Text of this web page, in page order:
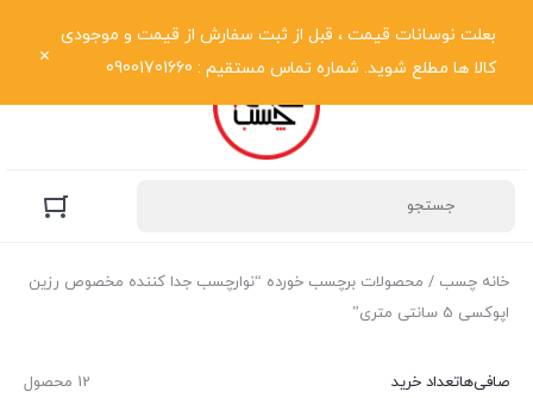
بعلت نوسانات قیمت ، قبل از ثبت سفارش از قیمت و موجودی
کالا ها مطلع شوید. شماره تماس مستقیم : 09001701660
خانه چسب / محصولات برچسب خورده “نوارچسب جدا کننده مخصوص رزین
اپوکسی 5 سانتی متری”
12 محصول صافی‌هاتعداد خرید